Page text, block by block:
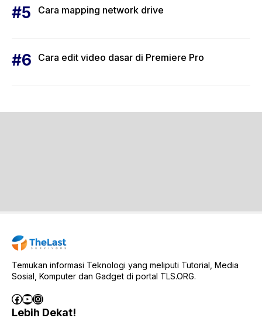
Cara mapping network drive
Cara edit video dasar di Premiere Pro
Temukan informasi Teknologi yang meliputi Tutorial, Media
Sosial, Komputer dan Gadget di portal TLS.ORG.
Facebook
YouTube
Instagram
Lebih Dekat!